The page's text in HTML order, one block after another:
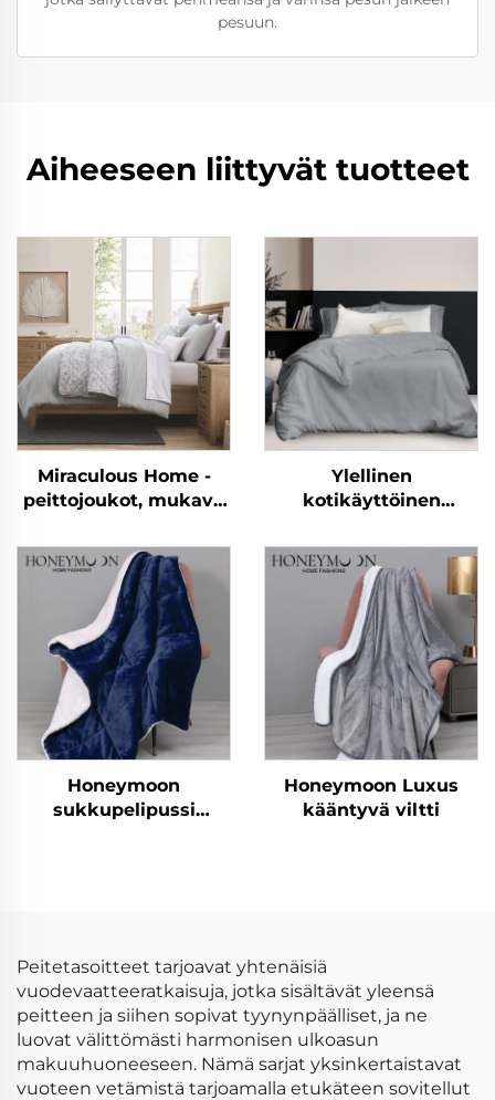
pesuun.
Aiheeseen liittyvät tuotteet
Miraculous Home -
peittojoukot, mukava
Ylellinen
kotikäyttöinen
% pestty pellavaa ja
puuvillaa,
korkealaatuinen
hengittävä
luonnonpeitto
Honeymoon
sukkupelipussi
villaheittävä peite
Honeymoon Luxus
kääntyvä viltti
Peitetasoitteet tarjoavat yhtenäisiä
vuodevaatteeratkaisuja, jotka sisältävät yleensä
peitteen ja siihen sopivat tyynynpäälliset, ja ne
luovat välittömästi harmonisen ulkoasun
makuuhuoneeseen. Nämä sarjat yksinkertaistavat
vuoteen vetämistä tarjoamalla etukäteen sovitellut